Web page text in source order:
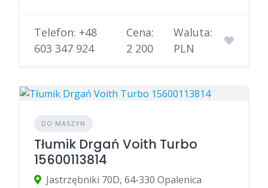
Telefon: +48
603 347 924
Cena:
2 200
Waluta:
PLN
DO MASZYN
Tłumik Drgań Voith Turbo
15600113814
Jastrzębniki 70D, 64-330 Opalenica